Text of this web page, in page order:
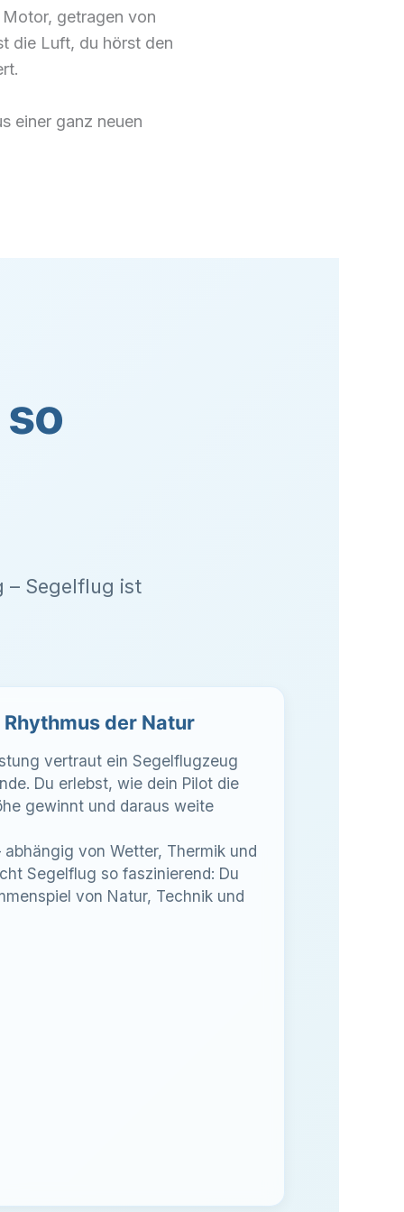
getragen von
die Luft, du hörst den
einer ganz neuen
– Segelflug ist
der Natur
vertraut ein Segelflugzeug
Du erlebst, wie dein Pilot die
gewinnt und daraus weite
von Wetter, Thermik und
Segelflug so faszinierend: Du
von Natur, Technik und